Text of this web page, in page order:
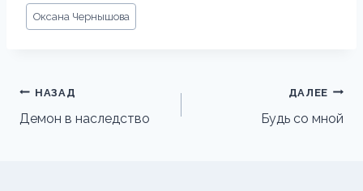
Метки
записи:
Оксана Чернышова
Навигация
по
НАЗАД
Демон в наследство
ДАЛЕЕ
Будь со мной